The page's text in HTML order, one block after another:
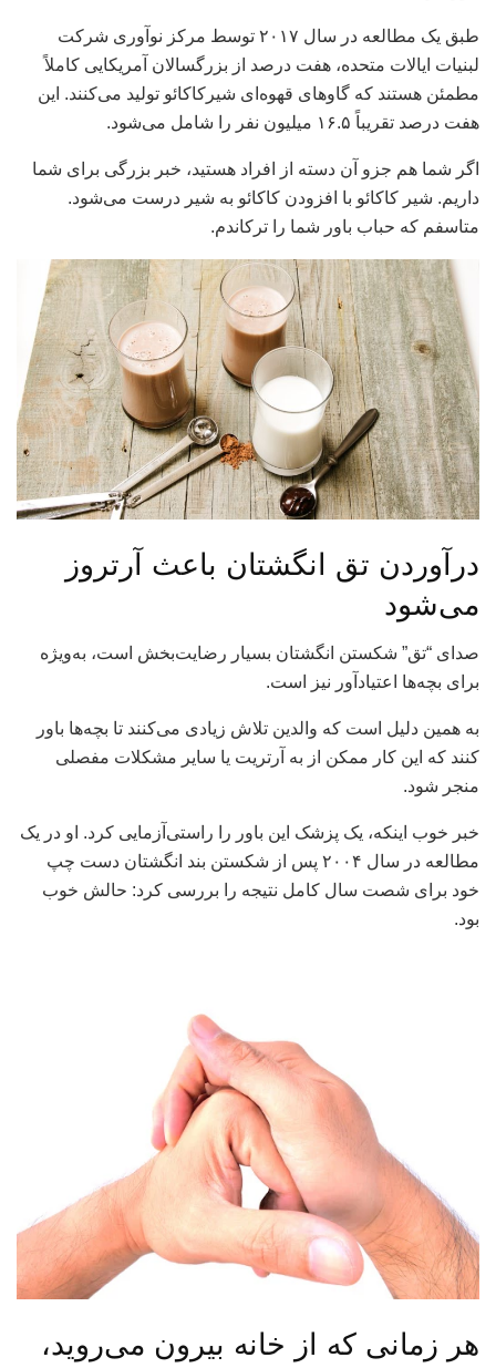
طبق یک مطالعه در سال ۲۰۱۷ توسط مرکز نوآوری شرکت
لبنیات ایالات متحده، هفت درصد از بزرگسالان آمریکایی کاملاً
مطمئن هستند که گاوهای قهوه‌ای شیرکاکائو تولید می‌کنند. این
هفت درصد تقریباً ۱۶.۵ میلیون نفر را شامل می‌شود.
اگر شما هم جزو آن دسته از افراد هستید، خبر بزرگی برای شما
داریم. شیر کاکائو با افزودن کاکائو به شیر درست می‌شود.
متاسفم که حباب باور شما را ترکاندم.
درآوردن تق انگشتان باعث آرتروز
می‌شود
صدای “تق” شکستن انگشتان بسیار رضایت‌بخش است، به‌ویژه
برای بچه‌ها اعتیادآور نیز است.
به همین دلیل است که والدین تلاش زیادی می‌کنند تا بچه‌ها باور
کنند که این کار ممکن از به آرتریت یا سایر مشکلات مفصلی
منجر شود.
خبر خوب اینکه، یک پزشک این باور را راستی‌آزمایی کرد. او در یک
مطالعه در سال ۲۰۰۴ پس از شکستن بند انگشتان دست چپ
خود برای شصت سال کامل نتیجه را بررسی کرد: حالش خوب
بود.
هر زمانی که از خانه بیرون می‌روید،